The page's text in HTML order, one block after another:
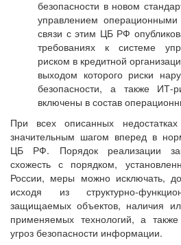
безопасности в новом
управлением
связи с этим ЦБ РФ
требованиях к системе
риском в кредитной
выходом которого риски
безопасности, а также ИТ-
включены в состав
При всех описанных
значительным шагом вперед в
ЦБ РФ. Порядок реализации
схожесть с порядком,
России, меры можно исключать,
исходя из структурно-
защищаемых объектов, наличия
применяемых технологий, а
угроз безопасности информации.